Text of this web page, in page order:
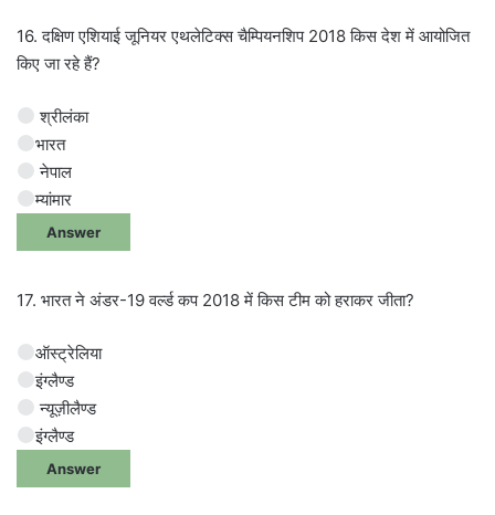
16. दक्षिण एशियाई जूनियर एथलेटिक्स चैम्पियनशिप 2018 किस देश में आयोजित
किए जा रहे हैं?
श्रीलंका
भारत
नेपाल
म्यांमार
Answer
17. भारत ने अंडर-19 वर्ल्ड कप 2018 में किस टीम को हराकर जीता?
ऑस्ट्रेलिया
इंग्लैण्ड
न्यूज़ीलैण्ड
इंग्लैण्ड
Answer